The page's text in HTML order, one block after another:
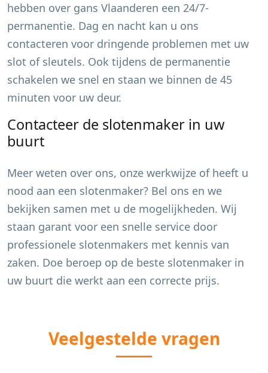
hebben over gans Vlaanderen een 24/7-
permanentie. Dag en nacht kan u ons
contacteren voor dringende problemen met uw
slot of sleutels. Ook tijdens de permanentie
schakelen we snel en staan we binnen de 45
minuten voor uw deur.
Contacteer de slotenmaker in uw
buurt
Meer weten over ons, onze werkwijze of heeft u
nood aan een slotenmaker? Bel ons en we
bekijken samen met u de mogelijkheden. Wij
staan garant voor een snelle service door
professionele slotenmakers met kennis van
zaken. Doe beroep op de beste slotenmaker in
uw buurt die werkt aan een correcte prijs.
Veelgestelde vragen